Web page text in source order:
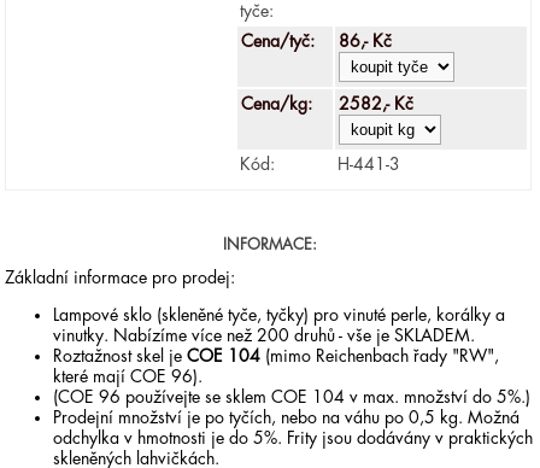
tyče:
Cena/tyč: 86,- Kč
Cena/kg: 2582,- Kč
Kód: H-441-3
INFORMACE:
Základní informace pro prodej:
Lampové sklo (skleněné tyče, tyčky) pro vinuté perle, korálky a
vinutky. Nabízíme více než 200 druhů - vše je SKLADEM.
Roztažnost skel jeCOE 104 (mimo Reichenbach řady "RW",
které mají COE 96).
(COE 96 používejte se sklem COE 104 v max. množství do 5%.)
Prodejní množství je po tyčích, nebo na váhu po 0,5 kg. Možná
odchylka v hmotnosti je do 5%. Frity jsou dodávány v praktických
skleněných lahvičkách.